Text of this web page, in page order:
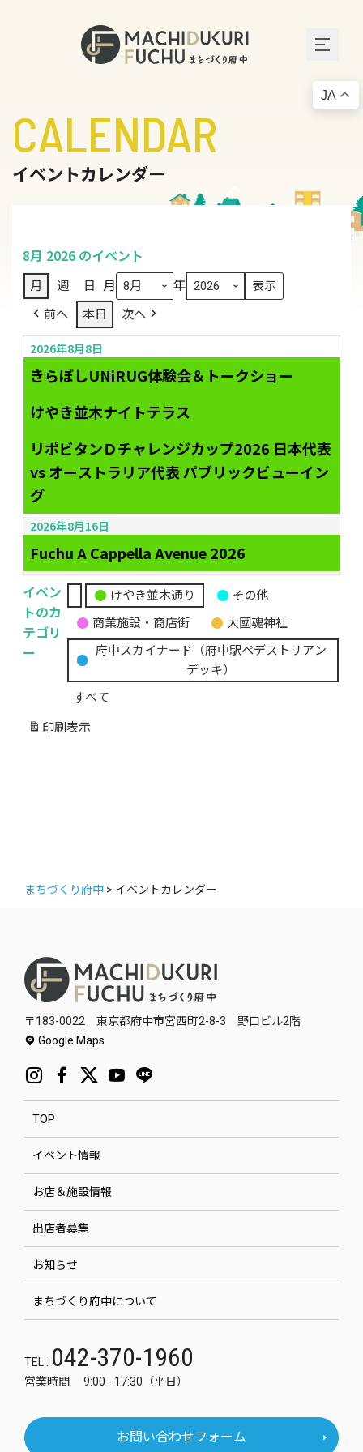
CALENDAR
イベントカレンダー
8月 2026 のイベント
月 週 日 月 年
前へ 本日 次へ
2026年8月8日
きらぼしUNiRUG体験会＆トークショー
けやき並木ナイトテラス
リポビタンＤチャレンジカップ2026 日本代表
vs オーストラリア代表 パブリックビューイン
グ
2026年8月16日
Fuchu A Cappella Avenue 2026
イベン
トのカ
テゴリ
ー
無
題
の
カ
テ
ゴ
リ
けやき並木通り
その他
商業施設・商店街
大國魂神社
府中スカイナード（府中駅ペデストリアン
デッキ）
すべて
印刷 表示
まちづくり府中 > イベントカレンダー
〒183-0022 東京都府中市宮西町2-8-3 野口ビル2階
Google Maps
TOP
イベント情報
お店＆施設情報
出店者募集
お知らせ
まちづくり府中について
TEL : 042-370-1960
営業時間 9:00 - 17:30（平日）
お問い合わせフォーム
JA